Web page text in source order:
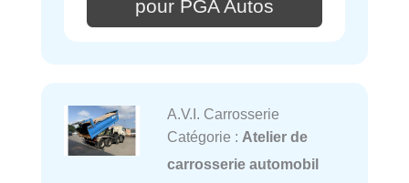
pour PGA Autos
A.V.I. Carrosserie
Catégorie : Atelier de
carrosserie automobil